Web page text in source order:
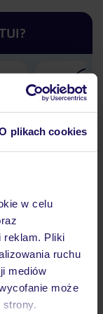
plikach cookies
w celu
reklam. Pliki
ruchu
mediów
może